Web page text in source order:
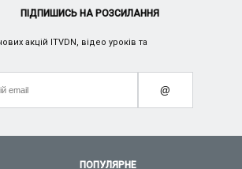
ПОПУЛЯРНЕ
ПІДПИШИСЬ НА РОЗСИЛАННЯ
акцій ITVDN, відео уроків та
@